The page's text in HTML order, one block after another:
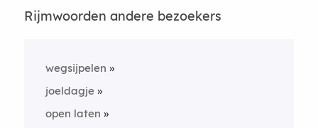
Rijmwoorden andere bezoekers
wegsijpelen
joeldagje
open laten